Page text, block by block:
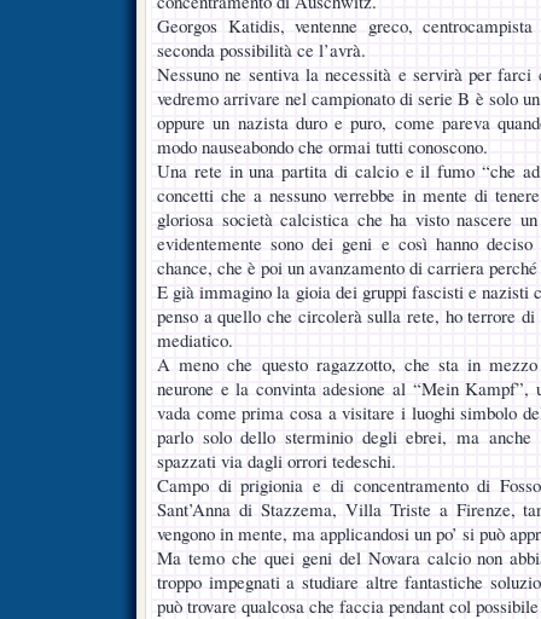
Georgos Katidis, ventenne greco,
seconda possibilità ce l’avrà.
Nessuno ne sentiva la necessità e servirà per farci
vedremo arrivare nel campionato di serie B è solo
oppure un nazista duro e puro, come pareva
modo nauseabondo che ormai tutti conoscono.
Una rete in una partita di calcio e il fumo “che
concetti che a nessuno verrebbe in mente di
gloriosa società calcistica che ha visto nascere
evidentemente sono dei geni e così hanno
chance, che è poi un avanzamento di carriera
E già immagino la gioia dei gruppi fascisti e nazisti
penso a quello che circolerà sulla rete, ho terrore
mediatico.
A meno che questo ragazzotto, che sta in
neurone e la convinta adesione al “Mein
vada come prima cosa a visitare i luoghi simbolo
parlo solo dello sterminio degli ebrei, ma
spazzati via dagli orrori tedeschi.
Campo di prigionia e di concentramento di
Sant’Anna di Stazzema, Villa Triste a Firenze,
vengono in mente, ma applicandosi un po’ si può
Ma temo che quei geni del Novara calcio non
troppo impegnati a studiare altre fantastiche
può trovare qualcosa che faccia pendant col